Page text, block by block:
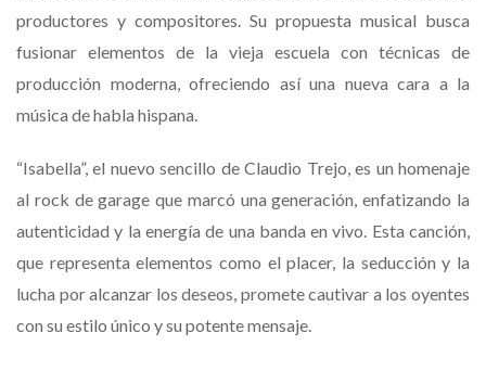
productores y compositores. Su propuesta musical busca
fusionar elementos de la vieja escuela con técnicas de
producción moderna, ofreciendo así una nueva cara a la
música de habla hispana.
“Isabella”, el nuevo sencillo de Claudio Trejo, es un homenaje
al rock de garage que marcó una generación, enfatizando la
autenticidad y la energía de una banda en vivo. Esta canción,
que representa elementos como el placer, la seducción y la
lucha por alcanzar los deseos, promete cautivar a los oyentes
con su estilo único y su potente mensaje.